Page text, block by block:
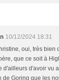
10/12/2024 18:31
oui, très bien
que ce soit à
d'ailleurs d'avoir vu
de Goring que les